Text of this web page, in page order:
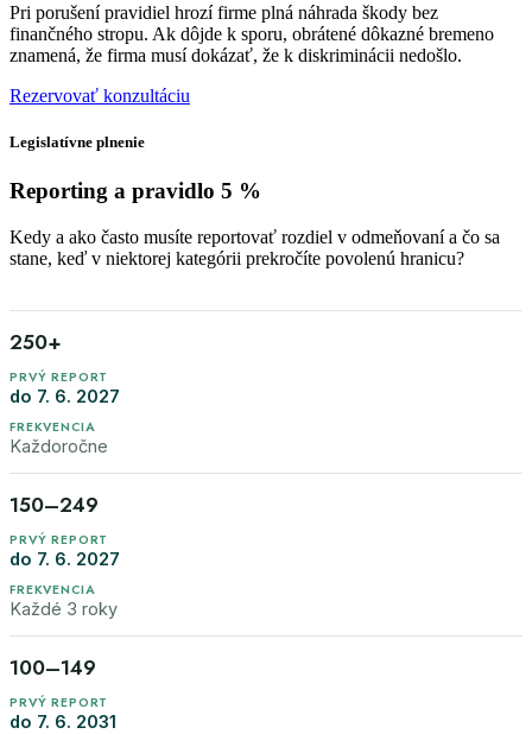
Pri porušení pravidiel hrozí firme plná náhrada škody bez
finančného stropu. Ak dôjde k sporu, obrátené dôkazné bremeno
znamená, že firma musí dokázať, že k diskriminácii nedošlo.
Rezervovať konzultáciu
Legislatívne plnenie
Reporting a pravidlo 5 %
Kedy a ako často musíte reportovať rozdiel v odmeňovaní a čo sa
stane, keď v niektorej kategórii prekročíte povolenú hranicu?
250+
do 7. 6. 2027
Každoročne
150–249
do 7. 6. 2027
Každé 3 roky
100–149
do 7. 6. 2031